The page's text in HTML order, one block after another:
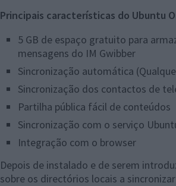
Principais características do Ubuntu
5 GB de espaço gratuito para
mensagens do IM Gwibber
Sincronização automática
Sincronização dos contactos de
Partilha pública fácil de conteúdos
Sincronização com o serviço
Integração com o browser
Depois de instalado e de serem
sobre os directórios locais a